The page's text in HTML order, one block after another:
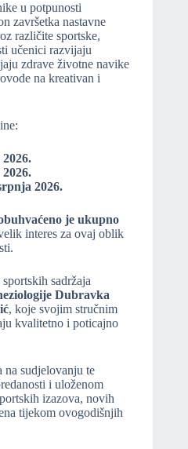
u potpunosti
završetka nastavne
različite sportske,
učenici razvijaju
zdrave životne navike
na kreativan i
2026.
je ukupno
interes za ovaj oblik
sadržaja
Dubravka
, koje svojim stručnim
kvalitetno i poticajno
na sudjelovanju te
i uloženom
izazova, novih
tijekom ovogodišnjih